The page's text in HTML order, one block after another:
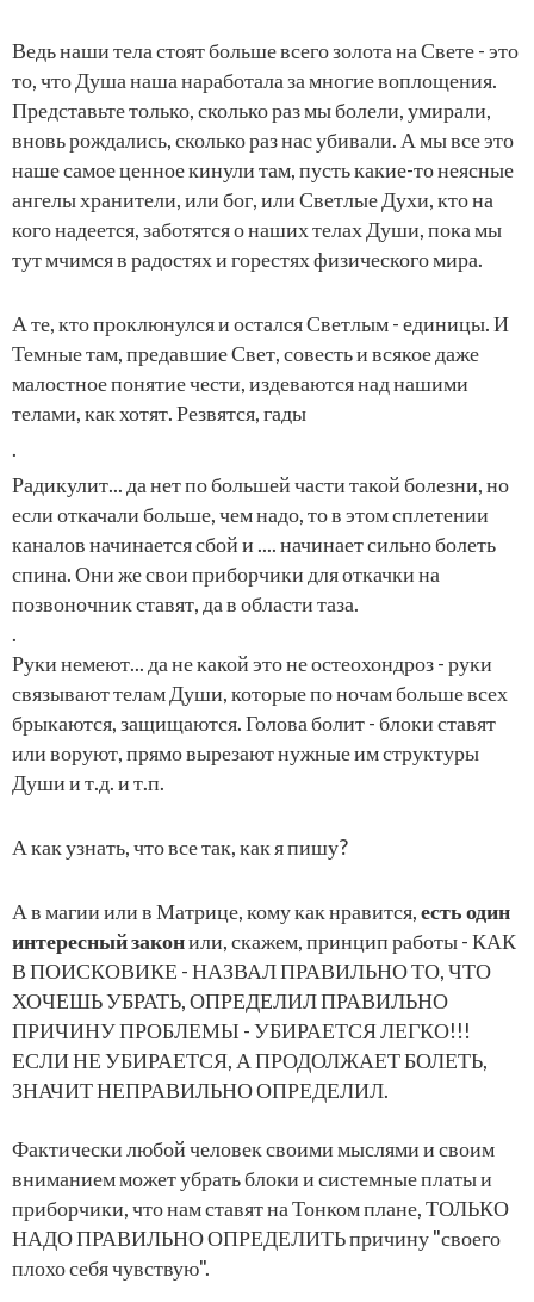
Ведь наши тела стоят больше всего золота на Свете - это
то, что Душа наша наработала за многие воплощения.
Представьте только, сколько раз мы болели, умирали,
вновь рождались, сколько раз нас убивали. А мы все это
наше самое ценное кинули там, пусть какие-то неясные
ангелы хранители, или бог, или Светлые Духи, кто на
кого надеется, заботятся о наших телах Души, пока мы
тут мчимся в радостях и горестях физического мира.
А те, кто проклюнулся и остался Светлым - единицы. И
Темные там, предавшие Свет, совесть и всякое даже
малостное понятие чести, издеваются над нашими
телами, как хотят. Резвятся, гады
.
Радикулит... да нет по большей части такой болезни, но
если откачали больше, чем надо, то в этом сплетении
каналов начинается сбой и .... начинает сильно болеть
спина. Они же свои приборчики для откачки на
позвоночник ставят, да в области таза.
.
Руки немеют... да не какой это не остеохондроз - руки
связывают телам Души, которые по ночам больше всех
брыкаются, защищаются. Голова болит - блоки ставят
или воруют, прямо вырезают нужные им структуры
Души и т.д. и т.п.
А как узнать, что все так, как я пишу?
А в магии или в Матрице, кому как нравится,есть один
интересный законили, скажем, принцип работы - КАК
В ПОИСКОВИКЕ - НАЗВАЛ ПРАВИЛЬНО ТО, ЧТО
ХОЧЕШЬ УБРАТЬ, ОПРЕДЕЛИЛ ПРАВИЛЬНО
ПРИЧИНУ ПРОБЛЕМЫ - УБИРАЕТСЯ ЛЕГКО!!!
ЕСЛИ НЕ УБИРАЕТСЯ, А ПРОДОЛЖАЕТ БОЛЕТЬ,
ЗНАЧИТ НЕПРАВИЛЬНО ОПРЕДЕЛИЛ.
Фактически любой человек своими мыслями и своим
вниманием может убрать блоки и системные платы и
приборчики, что нам ставят на Тонком плане, ТОЛЬКО
НАДО ПРАВИЛЬНО ОПРЕДЕЛИТЬ причину "своего
плохо себя чувствую".